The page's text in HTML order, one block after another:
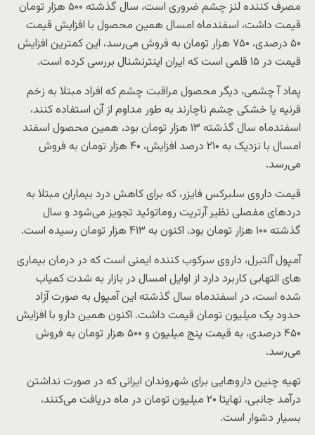
مصرف کننده لنز چشم ضروری است، سال گذشته ۵۰۰ هزار تومان
قیمت داشت، اسفند‌ماه امسال همین محصول با افزایش قیمت
۵۰ درصدی، ۷۵۰ هزار تومان به فروش می‌رسد، این کمترین افزایش
قیمت در ۱۵ قلمی است که ایران اینترنشنال بررسی کرده است.
پماد آ چشمی، دیگر محصول مراقبت چشم که افراد مبتلا به زخم
قرنیه یا خشکی چشم ناچارند به طور مداوم از آن استفاده کنند،
اسفندماه سال گذشته ۱۳ هزار تومان بود، همین محصول اسفند
امسال با نزدیک به ۲۱۰ درصد افزایش، ۴۰ هزار تومان به فروش
می‌رسد.
قیمت داروی سلبرکس فایزر، که برای کاهش درد بیماران مبتلا به
دردهای مفصلی نظیر آرتریت روماتوئید تجویز می‌شود و سال
گذشته ۱۰۰ هزار تومان بود، اکنون به ۴۱۳ هزار تومان رسیده است.
آمپول آلتبرل، داروی سرکوب کننده ایمنی است که در درمان بیماری
های التهابی کاربرد دارد از اوایل امسال در بازار به شدت کمیاب
شده است، در اسفندماه سال گذشته این آمپول به صورت آزاد
حدود یک میلیون تومان قیمت داشت. اکنون همین دارو با افزایش
۴۵۰ درصدی، به قیمت پنج میلیون و ۵۰۰ هزار تومان به فروش
می‌رسد.
تهیه چنین داروهایی برای شهروندان ایرانی که در صورت نداشتن
درآمد جانبی، نهایتا ۲۰ میلیون تومان در ماه دریافت می‌کنند،
بسیار دشوار است.